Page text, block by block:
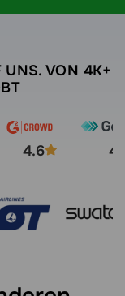
UNS. VON 4K+
4.6